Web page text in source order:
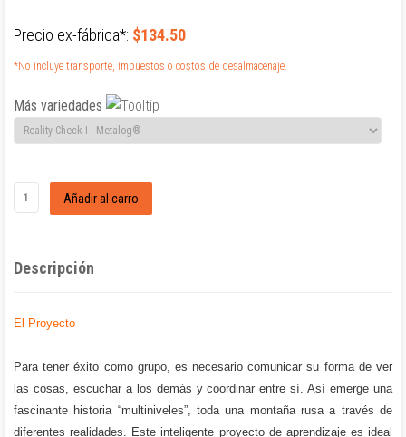
Precio ex-fábrica*: $134.50
*No incluye transporte, impuestos o costos de desalmacenaje.
Más variedades
Descripción
El Proyecto
Para tener éxito como grupo, es necesario comunicar su forma de ver
las cosas, escuchar a los demás y coordinar entre sí. Así emerge una
fascinante historia “multiniveles”, toda una montaña rusa a través de
diferentes realidades. Este inteligente proyecto de aprendizaje es ideal